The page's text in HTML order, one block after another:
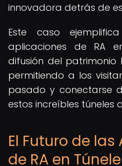
innovadora detrás de
Este caso
aplicaciones de RA
difusión del patrimonio
permitiendo a los
pasado y conectarse
estos increíbles túneles
El Futuro de
de RA en